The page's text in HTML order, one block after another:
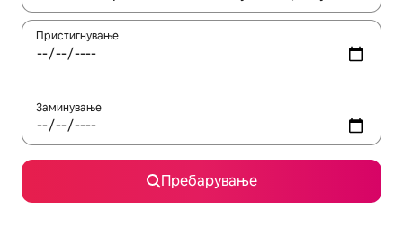
Пристигнување
Заминување
Пребарување